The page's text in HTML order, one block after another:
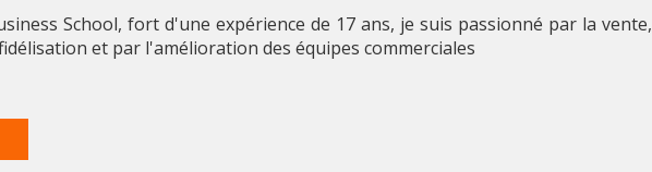
School, fort d'une expérience de 17 ans, je suis passionné par la vente,
et par l'amélioration des équipes commerciales